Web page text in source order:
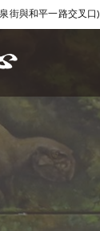
街與和平一路交叉口)